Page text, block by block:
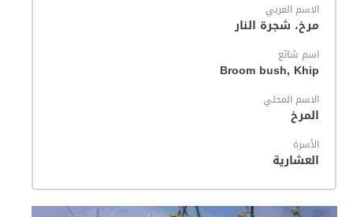
الاسم العربي
مرخ، شجرة النار
اسم شائع
Broom bush, Khip
الاسم المحلي
المرخ
الأسرة
العشارية